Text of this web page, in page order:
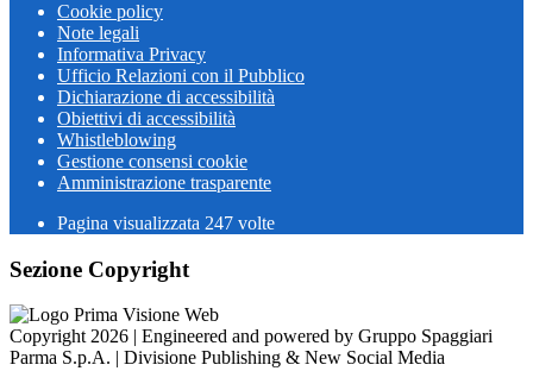
Cookie policy
Note legali
Informativa Privacy
Ufficio Relazioni con il Pubblico
Dichiarazione di accessibilità
Obiettivi di accessibilità
Whistleblowing
Gestione consensi cookie
Amministrazione trasparente
Pagina visualizzata 247 volte
Sezione Copyright
Copyright 2026 | Engineered and powered by Gruppo Spaggiari
Parma S.p.A. | Divisione Publishing & New Social Media